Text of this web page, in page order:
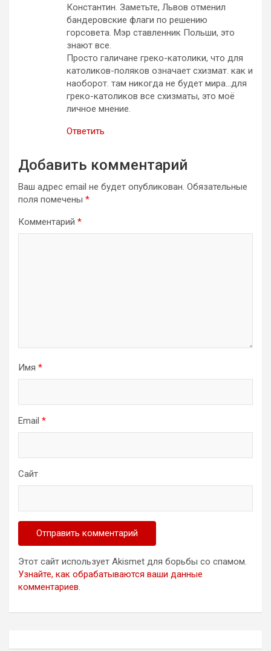
Константин. Заметьте, Львов отменил
бандеровские флаги по решению
горсовета. Мэр ставленник Польши, это
знают все.
Просто галичане греко-католики, что для
католиков-поляков означает схизмат. как и
наоборот. там никогда не будет мира…для
греко-католиков все схизматы, это моё
личное мнение.
Ответить
Добавить комментарий
Ваш адрес email не будет опубликован. Обязательные
поля помечены *
Комментарий *
Имя *
Email *
Сайт
Этот сайт использует Akismet для борьбы со спамом.
Узнайте, как обрабатываются ваши данные
комментариев.